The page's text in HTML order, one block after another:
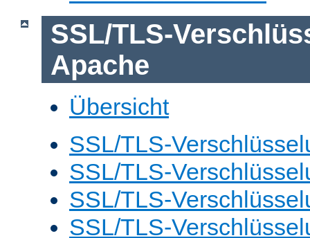
SSL/TLS-
Apache
Übersicht
SSL/TLS-
SSL/TLS-
SSL/TLS-
SSL/TLS-